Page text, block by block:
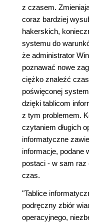
z czasem.
coraz bardziej
hakerskich,
systemu do
że administrator
poznawać nowe
ciężko znaleźć
poświęconej
dzięki tablicom
z tym problemem.
czytaniem długich
informatyczne
informacje, podane
postaci - w sam
czas.
"Tablice
podręczny zbiór
operacyjnego,